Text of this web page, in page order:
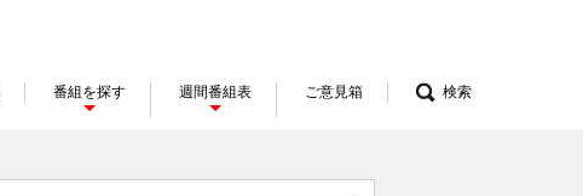
番組を探す 週間番組表 ご意見箱 検索